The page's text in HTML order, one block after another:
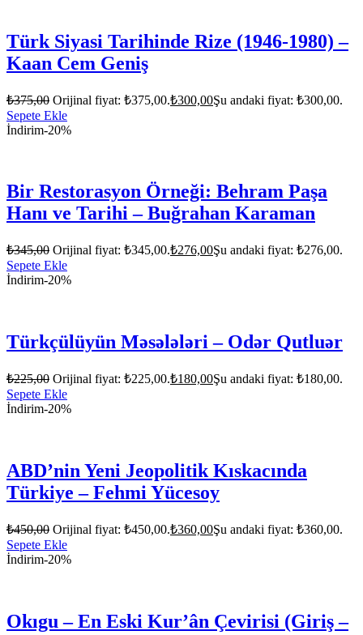
Türk Siyasi Tarihinde Rize (1946-1980) –
Kaan Cem Geniş
₺375,00 Orijinal fiyat: ₺375,00.₺300,00Şu andaki fiyat: ₺300,00.
Sepete Ekle
İndirim-20%
Bir Restorasyon Örneği: Behram Paşa
Hanı ve Tarihi – Buğrahan Karaman
₺345,00 Orijinal fiyat: ₺345,00.₺276,00Şu andaki fiyat: ₺276,00.
Sepete Ekle
İndirim-20%
Türkçülüyün Məsələləri – Odər Qutluər
₺225,00 Orijinal fiyat: ₺225,00.₺180,00Şu andaki fiyat: ₺180,00.
Sepete Ekle
İndirim-20%
ABD’nin Yeni Jeopolitik Kıskacında
Türkiye – Fehmi Yücesoy
₺450,00 Orijinal fiyat: ₺450,00.₺360,00Şu andaki fiyat: ₺360,00.
Sepete Ekle
İndirim-20%
Okıgu – En Eski Kur’ân Çevirisi (Giriş –